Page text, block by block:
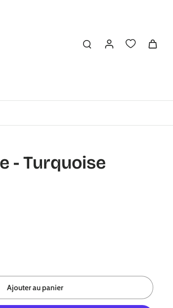
- Turquoise
Ajouter au panier